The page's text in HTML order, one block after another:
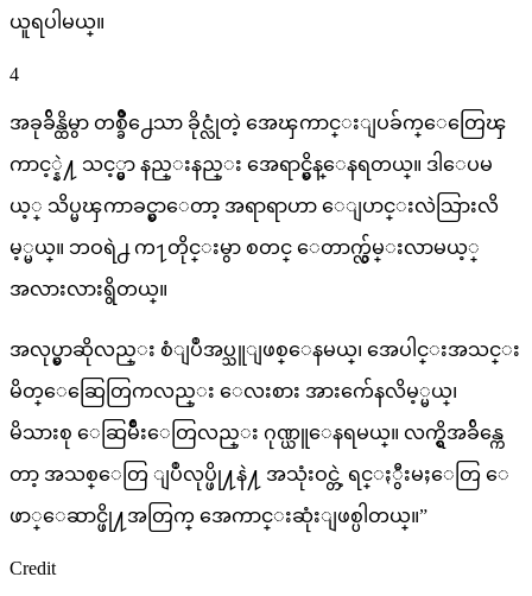
ယူရပါမယ္။
4
အခုခ်ိန္ထိမွာ တစ္ခ်ိဳ႕ေသာ ခိုင္လုံတဲ့ အေၾကာင္းျပခ်က္ေတြေၾ
ကာင့္နဲ႔ သင့္မွာ နည္းနည္း အေရာင္မွိန္ေနရတယ္။ ဒါေပမ
ယ့္ သိပ္မၾကာခင္မွာေတာ့ အရာရာဟာ ေျပာင္းလဲသြားလိ
မ့္မယ္။ ဘဝရဲ႕ က႑တိုင္းမွာ စတင္ ေတာက္လွ်မ္းလာမယ့္
အလားလားရွိတယ္။
အလုပ္မွာဆိုလည္း စံျပဳအပ္သူျဖစ္ေနမယ္၊ အေပါင္းအသင္း
မိတ္ေဆြေတြကလည္း ေလးစား အားက်ေနလိမ့္မယ္၊
မိသားစု ေဆြမ်ိဳးေတြလည္း ဂုဏ္ယူေနရမယ္။ လက္ရွိအခ်ိန္ကေ
တာ့ အသစ္ေတြ ျပဳလုပ္ဖို႔နဲ႔ အသုံးဝင္တဲ့ ရင္ႏွီးမႈေတြ ေ
ဖာ္ေဆာင္ဖို႔အတြက္ အေကာင္းဆုံးျဖစ္ပါတယ္။”
Credit